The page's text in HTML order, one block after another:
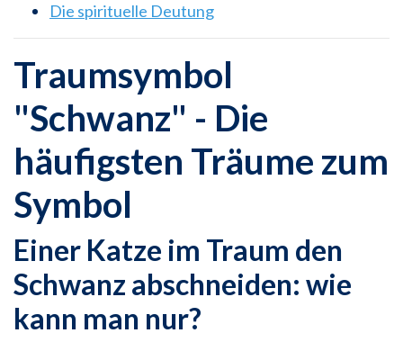
Die spirituelle Deutung
Traumsymbol
"Schwanz" - Die
häufigsten Träume zum
Symbol
Einer Katze im Traum den
Schwanz abschneiden: wie
kann man nur?